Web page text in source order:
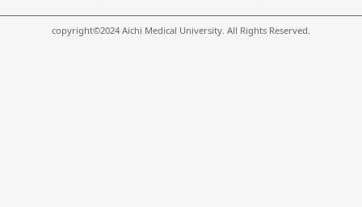
copyright©2024 Aichi Medical University. All Rights Reserved.